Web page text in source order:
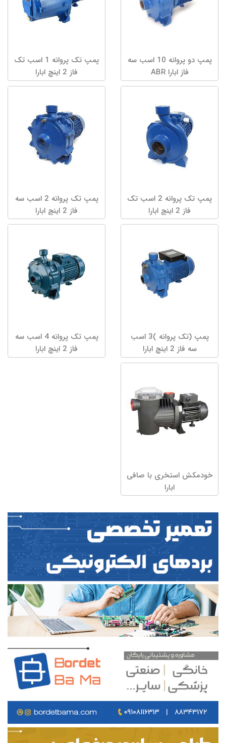
پمپ دو پروانه 10 اسب سه
فاز ابارا ABR
پمپ تک پروانه 1 اسب تک
فاز 2 اینچ ابارا
پمپ تک پروانه 2 اسب تک
فاز 2 اینچ ابارا
پمپ تک پروانه 2 اسب سه
فاز 2 اینچ ابارا
پمپ (تک پروانه )3 اسب
سه فاز 2 اینچ ابارا
پمپ تک پروانه 4 اسب سه
فاز 2 اینچ ابارا
خودمکش استخری با صافی
ابارا